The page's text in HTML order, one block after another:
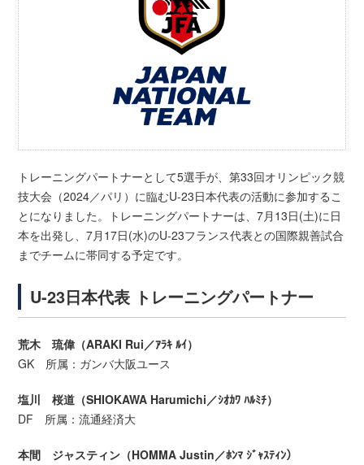
トレーニングパートナーとして5選手が、第33回オリンピック競
技大会（2024／パリ）に臨むU-23日本代表の活動に参加するこ
とになりました。トレーニングパートナーは、7月13日(土)に日
本を出発し、7月17日(水)のU-23フランス代表との国際親善試合
までチームに帯同する予定です。
U-23日本代表 トレーニングパートナー
荒木 琉偉（ARAKI Rui／ｱﾗｷ ﾙｲ）
GK 所属：ガンバ大阪ユース
塩川 桜道（SHIOKAWA Harumichi／ｼｵｶﾜ ﾊﾙﾐﾁ）
DF 所属：流通経済大
本間 ジャスティン（HOMMA Justin／ﾎﾝﾏ ｼﾞｬｽﾃｨﾝ）